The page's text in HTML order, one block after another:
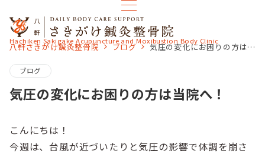
Hachiken Sakigake Acupuncture and Moxibustion Body Clinic
八軒さきがけ鍼灸整骨院 ブログ 気圧の変化にお困りの方は当院へ！
ブログ
気圧の変化にお困りの方は当院へ！
こんにちは！
今週は、台風が近づいたりと気圧の影響で体調を崩さ